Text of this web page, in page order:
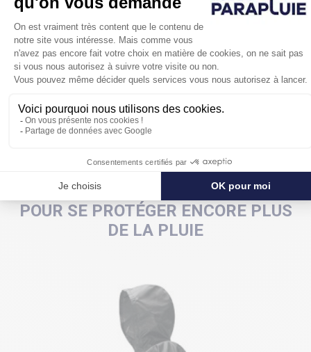
Son petit plus son effet de plissé sur tout le pourtour
du chapeau.
POUR SE PROTÉGER ENCORE PLUS
DE LA PLUIE